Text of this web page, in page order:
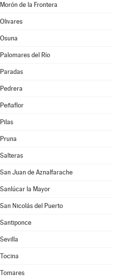
Morón de la Frontera
Olivares
Osuna
Palomares del Río
Paradas
Pedrera
Peñaflor
Pilas
Pruna
Salteras
San Juan de Aznalfarache
Sanlúcar la Mayor
San Nicolás del Puerto
Santiponce
Sevilla
Tocina
Tomares